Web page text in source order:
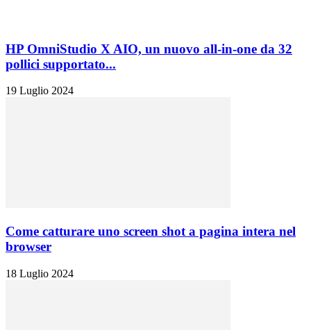
HP OmniStudio X AIO, un nuovo all-in-one da 32
pollici supportato...
19 Luglio 2024
Come catturare uno screen shot a pagina intera nel
browser
18 Luglio 2024